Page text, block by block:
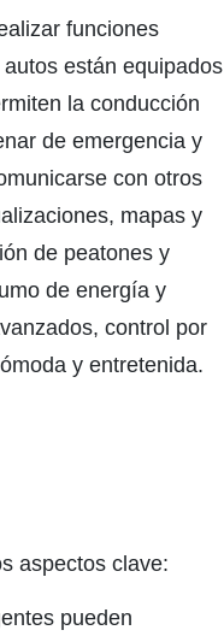
funciones
están equipados
la conducción
de emergencia y
con otros
mapas y
de peatones y
de energía y
control por
y entretenida.
aspectos clave:
pueden